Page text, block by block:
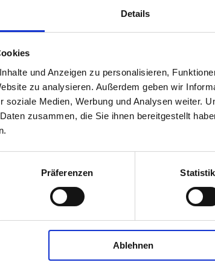
Details
und Anzeigen zu personalisieren,
zu analysieren. Außerdem geben wir
soziale Medien, Werbung und Analysen weiter.
zusammen, die Sie ihnen bereitgestellt
Präferenzen
Ablehnen
¡¡ ¡¡¡¡¡